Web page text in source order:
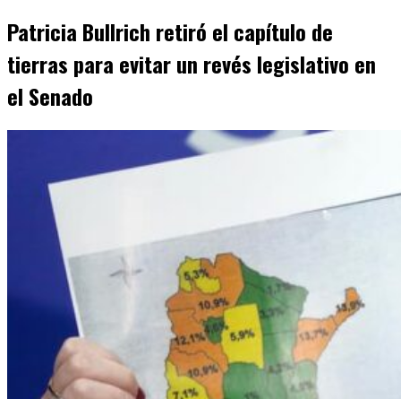
Patricia Bullrich retiró el capítulo de
tierras para evitar un revés legislativo en
el Senado